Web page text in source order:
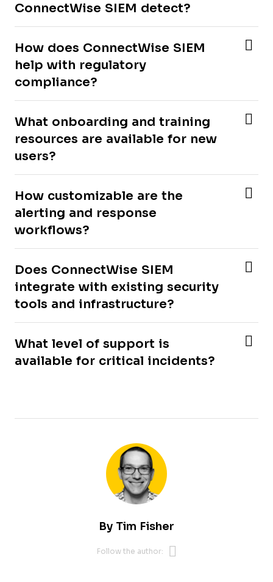
ConnectWise SIEM detect?
How does ConnectWise SIEM
help with regulatory
compliance?
What onboarding and training
resources are available for new
users?
How customizable are the
alerting and response
workflows?
Does ConnectWise SIEM
integrate with existing security
tools and infrastructure?
What level of support is
available for critical incidents?
By Tim Fisher
Follow the author: